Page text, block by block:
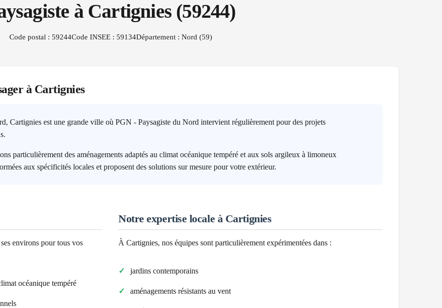
à Cartignies (59244)
Code postal : 59244Code INSEE : 59134Département : Nord (59)
à Cartignies
Cartignies est une grande ville où PGN - Paysagiste du Nord intervient régulièrement pour des projets
particulièrement des aménagements adaptés au climat océanique tempéré et aux sols argileux à limoneux
aux spécificités locales et proposent des solutions sur mesure pour votre extérieur.
environs pour tous vos
océanique tempéré
Notre expertise locale à Cartignies
À Cartignies, nos équipes sont particulièrement expérimentées dans :
jardins contemporains
aménagements résistants au vent